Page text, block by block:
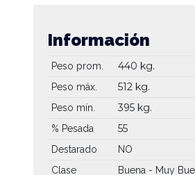
Información
Peso prom. 440 kg.
Peso máx. 512 kg.
Peso mín. 395 kg.
% Pesada 55
Destarado
NO
Clase
Buena - Muy